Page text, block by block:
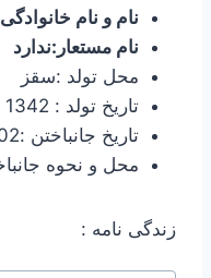
نام و نام
نام مستعار:ندارد
محل تولد :سقز
تاریخ تولد : 1342
تاریخ جانباختن :1360.09.02
محل و نحوه
زندگی نامه :